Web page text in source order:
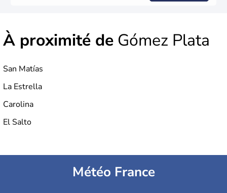
À proximité de Gómez Plata
San Matías
La Estrella
Carolina
El Salto
Météo France